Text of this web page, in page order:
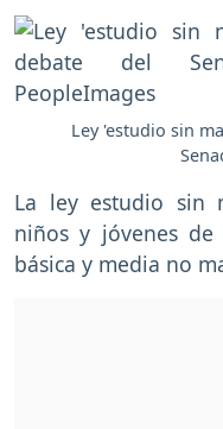
Ley 'estudio sin
La ley estudio sin
niños y jóvenes de
básica y media no